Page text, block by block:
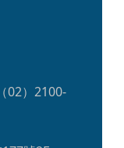
02）2100-